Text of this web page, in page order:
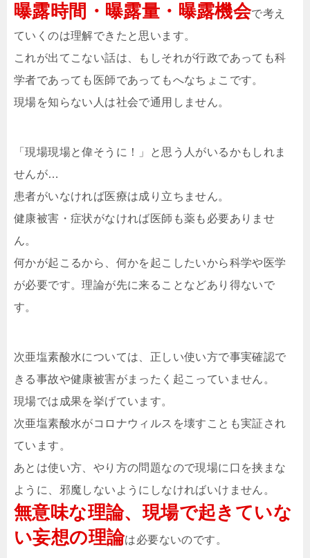
曝露時間・曝露量・曝露機会で考え
ていくのは理解できたと思います。
これが出てこない話は、もしそれが行政であっても科
学者であっても医師であってもへなちょこです。
現場を知らない人は社会で通用しません。
「現場現場と偉そうに！」と思う人がいるかもしれま
せんが…
患者がいなければ医療は成り立ちません。
健康被害・症状がなければ医師も薬も必要ありませ
ん。
何かが起こるから、何かを起こしたいから科学や医学
が必要です。理論が先に来ることなどあり得ないで
す。
次亜塩素酸水については、正しい使い方で事実確認で
きる事故や健康被害がまったく起こっていません。
現場では成果を挙げています。
次亜塩素酸水がコロナウィルスを壊すことも実証され
ています。
あとは使い方、やり方の問題なので現場に口を挟まな
ように、邪魔しないようにしなければいけません。
無意味な理論、現場で起きていな
い妄想の理論は必要ないのです。